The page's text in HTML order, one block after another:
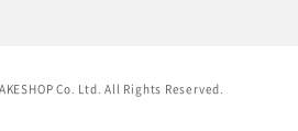
Co. Ltd. All Rights Reserved.